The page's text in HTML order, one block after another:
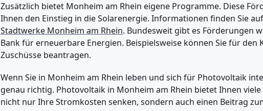
Zusätzlich bietet Monheim am Rhein eigene Programme. Diese
Ihnen den Einstieg in die Solarenergie. Informationen finden Sie
Stadtwerke Monheim am Rhein. Bundesweit gibt es Förderungen
Bank für erneuerbare Energien. Beispielsweise können Sie für den
Zuschüsse beantragen.
Wenn Sie in Monheim am Rhein leben und sich für Photovoltaik
genau richtig. Photovoltaik in Monheim am Rhein bietet Ihnen viele
nicht nur Ihre Stromkosten senken, sondern auch einen Beitrag